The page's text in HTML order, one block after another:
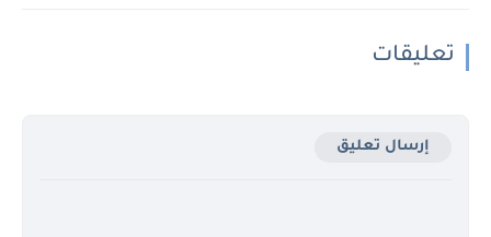
تعليقات
إرسال تعليق